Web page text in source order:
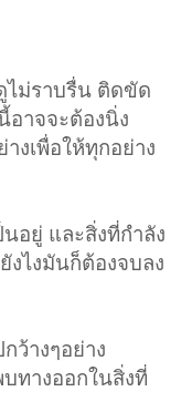
ไม่ราบรื่น ติดขัด
อาจจะต้องนิ่ง
งเพื่อให้ทุกอย่าง
อยู่ และสิ่งที่กำลัง
งไงมันก็ต้องจบลง
ว้างๆอย่าง
ทางออกในสิ่งที่